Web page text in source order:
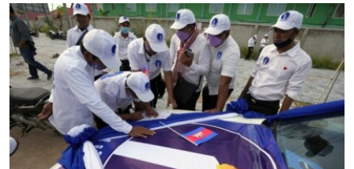
ម្តង
រំលង​
និង​
ចូល​
ទៅ​
ទំព័រ​
រចនា
សម្ព័ន្ធ​
រំលង​
ព្រឹត្តិការណ៍ព័ត៌មាន
ទូរទស្សន៍ / វីដេអូ​
វិទ្យុ / ផតខាសថ៍
កម្មវិធីទាំងអស់
Khmer English